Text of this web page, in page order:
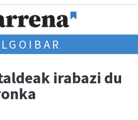
irabazi du